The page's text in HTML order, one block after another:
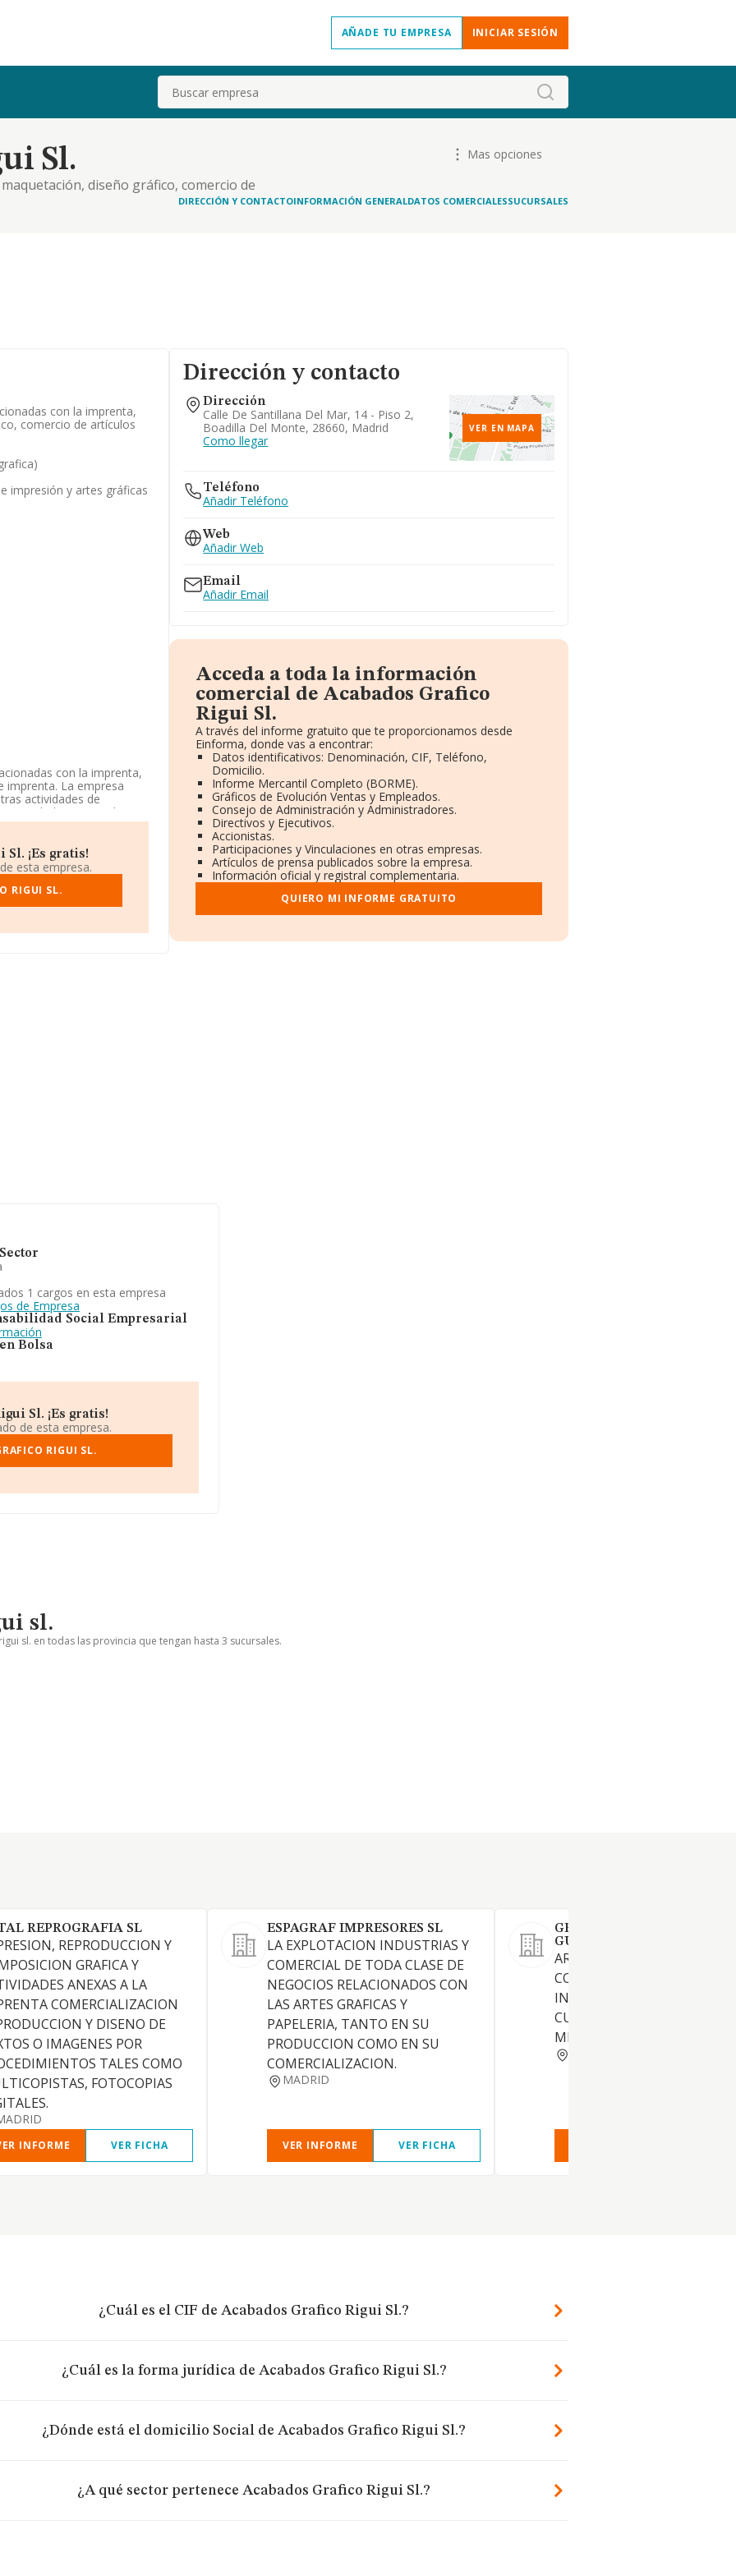
AÑADE TU EMPRESA INICIAR SESIÓN
Buscar
Sl.
diseño gráfico, comercio de
Mas opciones
DIRECCIÓN Y CONTACTOINFORMACIÓN GENERALDATOS COMERCIALESSUCURSALES
con la imprenta,
comercio de artículos
impresión y artes gráficas
con la imprenta,
imprenta. La empresa
actividades de
en mercados
identificación fiscal
14 Piso 2, (28660), en el
empresas, a nivel
a la información relativa
¡Es gratis!
esta empresa.
RIGUI SL.
Dirección y contacto
Dirección
Calle De Santillana Del Mar, 14 - Piso 2,
Boadilla Del Monte, 28660, Madrid
Como llegar
VER EN MAPA
Teléfono
Añadir Teléfono
Web
Añadir Web
Email
Añadir Email
Acceda a toda la información
comercial de Acabados Grafico
Rigui Sl.
A través del informe gratuito que te proporcionamos desde
Einforma, donde vas a encontrar:
Datos identificativos: Denominación, CIF, Teléfono,
Domicilio.
Informe Mercantil Completo (BORME).
Gráficos de Evolución Ventas y Empleados.
Consejo de Administración y Administradores.
Directivos y Ejecutivos.
Accionistas.
Participaciones y Vinculaciones en otras empresas.
Artículos de prensa publicados sobre la empresa.
Información oficial y registral complementaria.
QUIERO MI INFORME GRATUITO
1 cargos en esta empresa
de Empresa
Social Empresarial
Bolsa
Sl. ¡Es gratis!
de esta empresa.
RIGUI SL.
sl.
sl. en todas las provincia que tengan hasta 3 sucursales.
REPROGRAFIA SL
REPRODUCCION Y
GRAFICA Y
ANEXAS A LA
COMERCIALIZACION
Y DISENO DE
O IMAGENES POR
TALES COMO
FOTOCOPIAS
INFORME VER FICHA
ESPAGRAF IMPRESORES SL
LA EXPLOTACION INDUSTRIAS Y
COMERCIAL DE TODA CLASE DE
NEGOCIOS RELACIONADOS CON
LAS ARTES GRAFICAS Y
PAPELERIA, TANTO EN SU
PRODUCCION COMO EN SU
COMERCIALIZACION.
MADRID
VER INFORME VER FICHA
GRAFICAS J SANCHEZ DE
GUADARRAMA SL
ARTES GRAFICAS IMPRENTA
COMPRAVENTA DE BIENES
INMUEBLES Y
CUALQUIER TITULO DE LOS
MISMOS
¿Cuál es el CIF de Acabados Grafico Rigui Sl.?
¿Cuál es la forma jurídica de Acabados Grafico Rigui Sl.?
¿Dónde está el domicilio Social de Acabados Grafico Rigui Sl.?
¿A qué sector pertenece Acabados Grafico Rigui Sl.?